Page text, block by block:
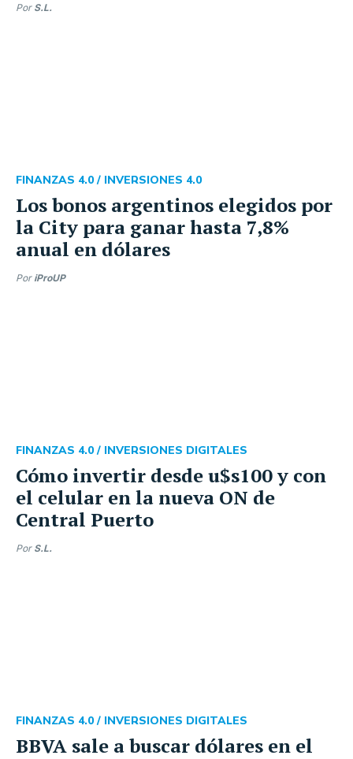
Por S.L.
Los bonos argentinos elegidos por
la City para ganar hasta 7,8%
anual en dólares
FINANZAS 4.0 / INVERSIONES 4.0
Por iProUP
Cómo invertir desde u$s100 y con
el celular en la nueva ON de
Central Puerto
FINANZAS 4.0 / INVERSIONES DIGITALES
Por S.L.
BBVA sale a buscar dólares en el
FINANZAS 4.0 / INVERSIONES DIGITALES